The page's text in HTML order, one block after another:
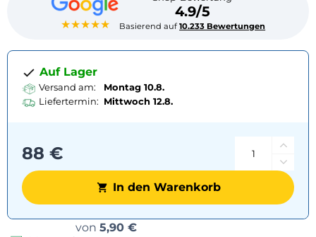
★★★★★
4.9/5
Basierend auf10.233 Bewertungen
Auf Lager
Versand am:
Montag 10.8.
Liefertermin: Mittwoch 12.8.
88 €
In den Warenkorb
von 5,90 €